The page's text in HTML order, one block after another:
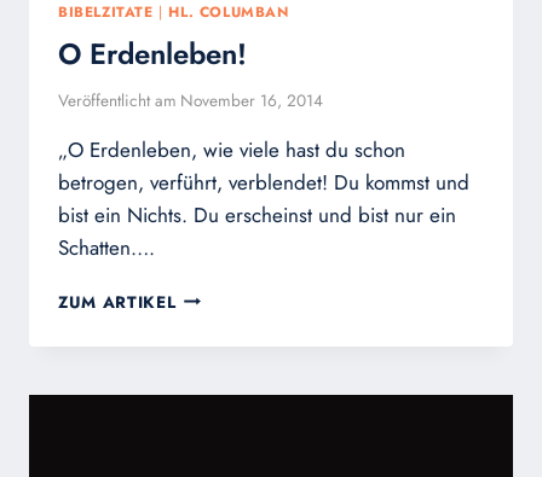
BIBELZITATE | HL. COLUMBAN
O Erdenleben!
Veröffentlicht am November 16, 2014
„O Erdenleben, wie viele hast du schon
betrogen, verführt, verblendet! Du kommst und
bist ein Nichts. Du erscheinst und bist nur ein
Schatten….
ZUM ARTIKEL O